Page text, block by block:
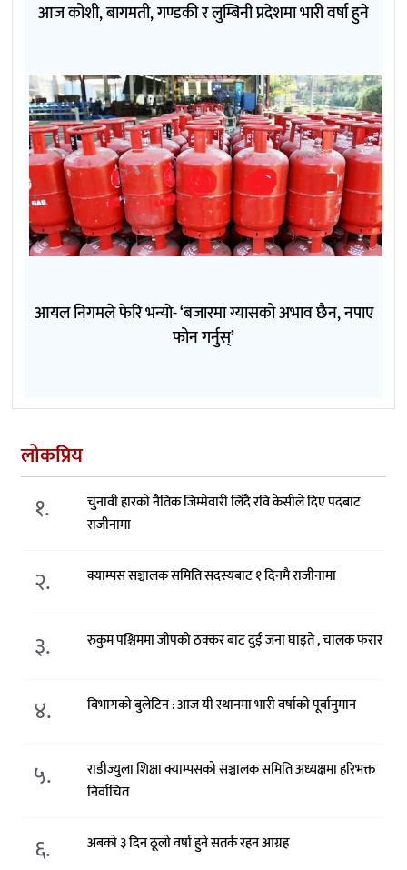
आज कोशी, बागमती, गण्डकी र लुम्बिनी प्रदेशमा भारी वर्षा हुने
आयल निगमले फेरि भन्याे- ‘बजारमा ग्यासको अभाव छैन, नपाए
फोन गर्नुस्’
लोकप्रिय
१.
चुनावी हारको नैतिक जिम्मेवारी लिँदै रवि केसीले दिए पदबाट
राजीनामा
२. क्याम्पस सञ्चालक समिति सदस्यबाट १ दिनमै राजीनामा
३. रुकुम पश्चिममा जीपको ठक्कर बाट दुई जना घाइते , चालक फरार
४. विभागको बुलेटिन : आज यी स्थानमा भारी वर्षाको पूर्वानुमान
५.
राडीज्युला शिक्षा क्याम्पसको सञ्चालक समिति अध्यक्षमा हरिभक्त
निर्वाचित
६. अबको ३ दिन ठूलो वर्षा हुने सतर्क रहन आग्रह